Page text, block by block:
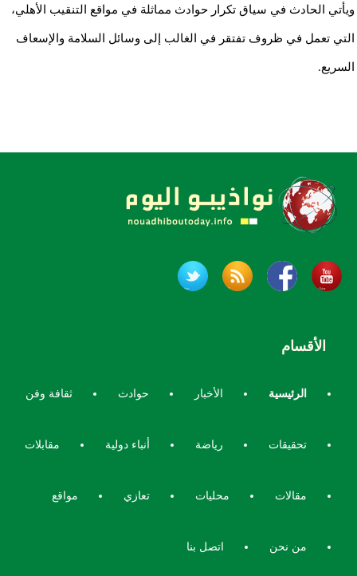
ويأتي الحادث في سياق تكرار حوادث مماثلة في مواقع التنقيب الأهلي،
التي تعمل في ظروف تفتقر في الغالب إلى وسائل السلامة والإسعاف
السريع.
الأقسام
الرئيسية الأخبار حوادث ثقافة وفن
تحقيقات رياضة أنباء دولية مقابلات
مقالات محليات تعازي مواقع
من نحن اتصل بنا